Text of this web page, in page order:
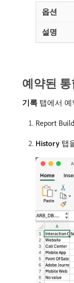
예약된
기록 탭에서
Report
History 탭